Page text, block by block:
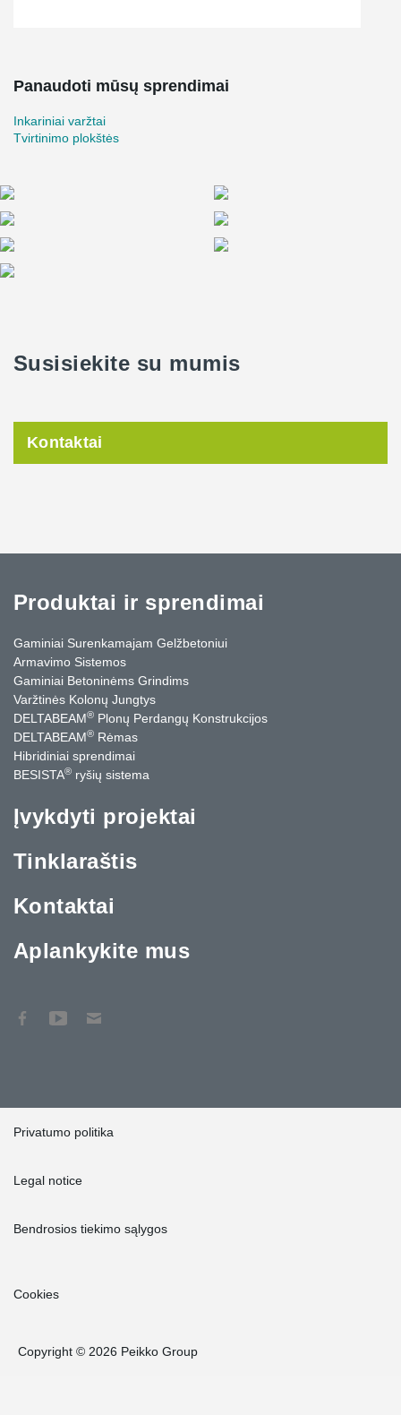
Panaudoti mūsų sprendimai
Inkariniai varžtai
Tvirtinimo plokštės
Susisiekite su mumis
Kontaktai
Produktai ir sprendimai
Gaminiai Surenkamajam Gelžbetoniui
Armavimo Sistemos
Gaminiai Betoninėms Grindims
Varžtinės Kolonų Jungtys
DELTABEAM® Plonų Perdangų Konstrukcijos
DELTABEAM® Rėmas
Hibridiniai sprendimai
BESISTA® ryšių sistema
Įvykdyti projektai
Tinklaraštis
Kontaktai
Aplankykite mus
Privatumo politika
Legal notice
Bendrosios tiekimo sąlygos
Cookies
Copyright © 2026 Peikko Group